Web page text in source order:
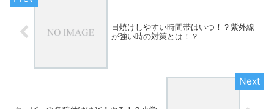
日焼けしやすい時間帯はいつ！？紫外線
が強い時の対策とは！？